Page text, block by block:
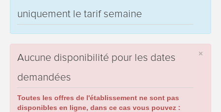
uniquement le tarif semaine
×
Aucune disponibilité pour les dates
demandées
Toutes les offres de l'établissement ne sont pas
disponibles en ligne, dans ce cas vous pouvez :